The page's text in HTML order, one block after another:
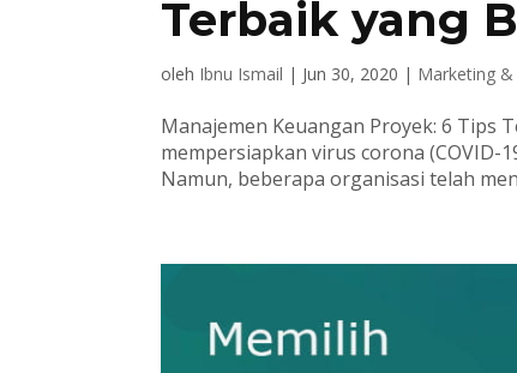
Terbaik yang
oleh Ibnu Ismail | Jun 30, 2020 | Marketing
Manajemen Keuangan Proyek: 6 Tips
mempersiapkan virus corona (COVID-
Namun, beberapa organisasi telah